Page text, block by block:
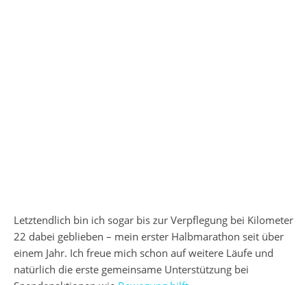
Letztendlich bin ich sogar bis zur Verpflegung bei Kilometer
22 dabei geblieben – mein erster Halbmarathon seit über
einem Jahr. Ich freue mich schon auf weitere Läufe und
natürlich die erste gemeinsame Unterstützung bei